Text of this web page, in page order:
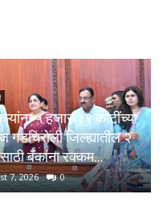
५ हजार २९ कोटींच्या
जिल्ह्यातील २
बँकांना रक्कम...
7, 2026 0